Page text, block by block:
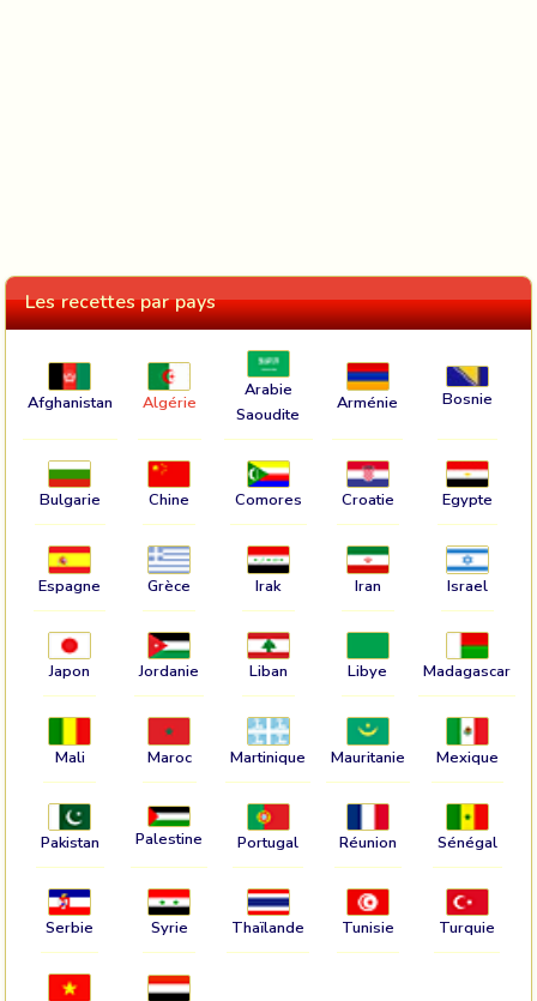
Les recettes par pays
Afghanistan Algérie
Arabie
Saoudite
Arménie Bosnie
Bulgarie Chine Comores Croatie Egypte
Espagne Grèce Irak Iran Israel
Japon Jordanie Liban Libye Madagascar
Mali Maroc Martinique Mauritanie Mexique
Pakistan Palestine Portugal Réunion Sénégal
Serbie Syrie Thaïlande Tunisie Turquie